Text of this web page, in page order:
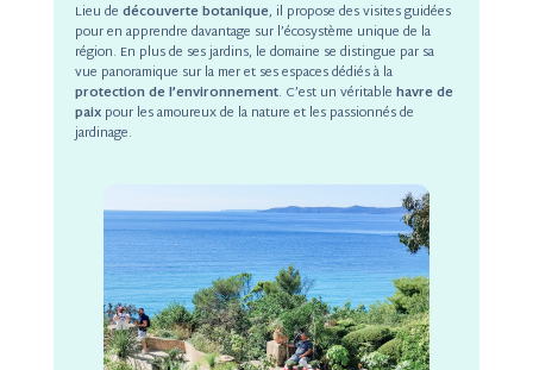
Lieu de découverte botanique, il propose des visites guidées
pour en apprendre davantage sur l’écosystème unique de la
région. En plus de ses jardins, le domaine se distingue par sa
vue panoramique sur la mer et ses espaces dédiés à la
protection de l’environnement. C’est un véritable havre de
paixpour les amoureux de la nature et les passionnés de
jardinage.